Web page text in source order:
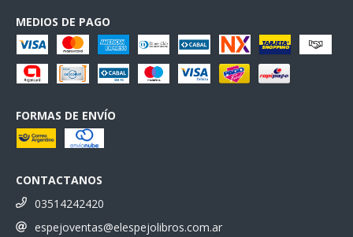
MEDIOS DE PAGO
FORMAS DE ENVÍO
CONTACTANOS
03514242420
espejoventas@elespejolibros.com.ar